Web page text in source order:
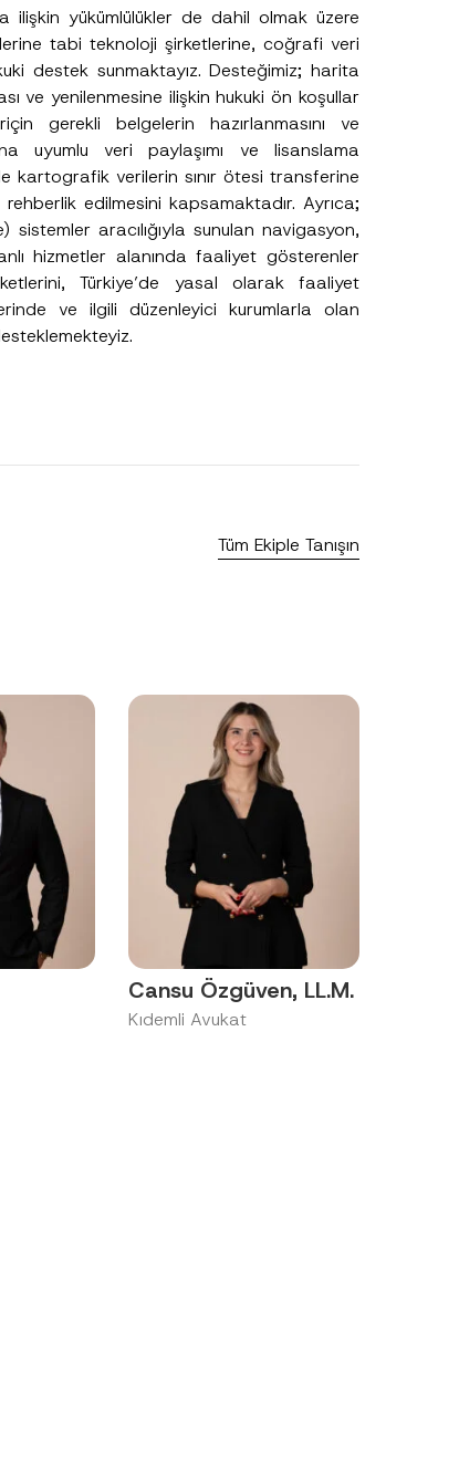
ilişkin yükümlülükler de dahil olmak üzere
tabi teknoloji şirketlerine, coğrafi veri
destek sunmaktayız. Desteğimiz; harita
ve yenilenmesine ilişkin hukuki ön koşullar
gerekli belgelerin hazırlanmasını ve
uyumlu veri paylaşımı ve lisanslama
kartografik verilerin sınır ötesi transferine
edilmesini kapsamaktadır. Ayrıca;
aracılığıyla sunulan navigasyon,
hizmetler alanında faaliyet gösterenler
Türkiye’de yasal olarak faaliyet
ve ilgili düzenleyici kurumlarla olan
Tüm Ekiple Tanışın
Cansu Özgüven, LL.M.
Kıdemli Avukat
veriyorum.